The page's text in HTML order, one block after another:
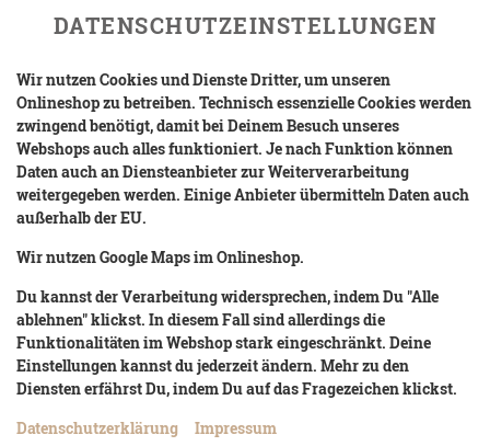
FRITZ KOLA ZERO 0,33L
DATENSCHUTZEINSTELLUNGEN
Wir nutzen Cookies und Dienste Dritter, um unseren
Onlineshop zu betreiben. Technisch essenzielle Cookies werden
zwingend benötigt, damit bei Deinem Besuch unseres
Webshops auch alles funktioniert. Je nach Funktion können
Daten auch an Diensteanbieter zur Weiterverarbeitung
weitergegeben werden. Einige Anbieter übermitteln Daten auch
außerhalb der EU.
Wir nutzen Google Maps im Onlineshop.
Du kannst der Verarbeitung widersprechen, indem Du "Alle
ablehnen" klickst. In diesem Fall sind allerdings die
Funktionalitäten im Webshop stark eingeschränkt. Deine
Einstellungen kannst du jederzeit ändern. Mehr zu den
Diensten erfährst Du, indem Du auf das Fragezeichen klickst.
Datenschutzerklärung
Impressum